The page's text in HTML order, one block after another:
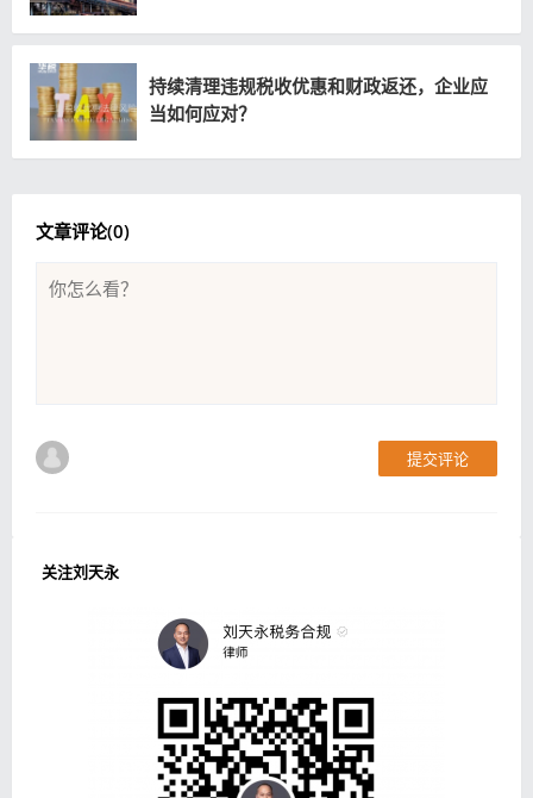
持续清理违规税收优惠和财政返还，企业应
当如何应对？
文章评论(0)
提交评论
关注刘天永